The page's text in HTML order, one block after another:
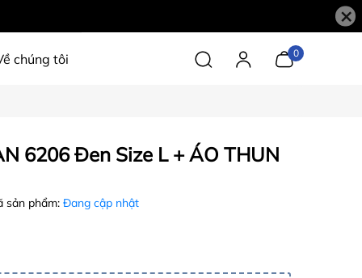
×
chúng tôi 0
6206 Đen Size L + ÁO THUN
sản phẩm: Đang cập nhật